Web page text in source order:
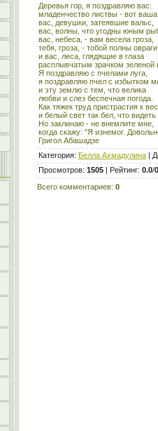
Деревья гор, я поздравляю вас:
младенчество листвы - вот ваша
вас, девушки, затеявшие вальс,
вас, волны, что угодны юным
вас, небеса, - вам весела гроза,
тебя, гроза, - тобой полны овраги,
и вас, леса, глядящие в глаза
расплывчатым зрачком зеленой
Я поздравляю с пчелами луга,
я поздравляю пчел с избытком
и эту землю с тем, что велика
любви и слез беспечная погода.
Как тяжек труд пристрастия к
и белый свет так бел, что видеть
Но заклинаю - не внемлите мне,
когда скажу: "Я изнемог.
Григол Абашадзе
Категория: Белла Ахмадулина |
Просмотров: 1505 | Рейтинг: 0.0/0
Всего комментариев: 0